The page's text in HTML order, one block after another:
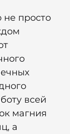
просто
всей
магния
а